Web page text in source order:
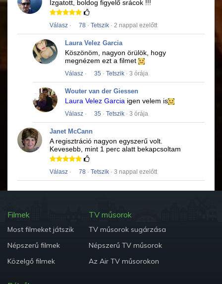
Izgatott, boldog figyelő srácok !!!
Válasz · 78 · Tetszik · 2 nappal ezelőtt
Laura Velez Garcia
Köszönöm, nagyon örülök, hogy
megnézem ezt a filmet
Válasz · 35 · Tetszik · 3 órája
Wouter van der Giessen
Laura Velez Garcia igen velem is
Válasz · 35 · Tetszik · 3 órája
Janet McCann
A regisztráció nagyon egyszerű volt.
Kevesebb, mint 1 perc alatt bekapcsoltam
Válasz · 78 · Tetszik · 3 nappal ezelőtt
Filmek
Most filmeket játszik
Népszerű filmek
Közelgő filmek
TV műsorok
TV műsorok sugárzása
Népszerű TV műsorok
Az Air TV műsorokon